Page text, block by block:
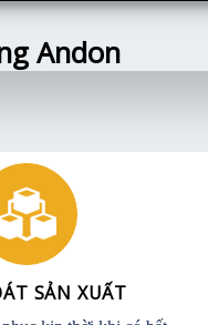
Andon
SẢN XUẤT